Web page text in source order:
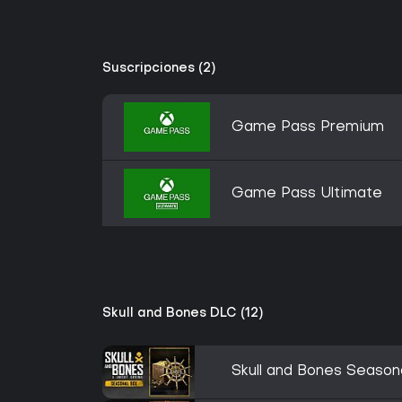
Suscripciones (2)
Game Pass Premium
Game Pass Ultimate
Skull and Bones DLC (12)
Skull and Bones